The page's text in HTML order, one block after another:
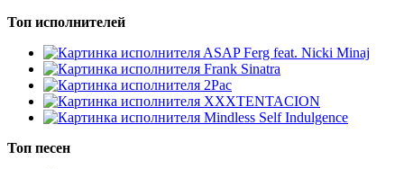
Топ исполнителей
ASAP Ferg feat. Nicki Minaj
Frank Sinatra
2Pac
XXXTENTACION
Mindless Self Indulgence
Топ песен